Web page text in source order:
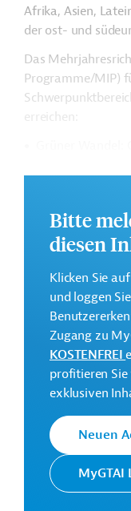
Afrika, Asien,
der ost- und
Das
Programme/MIP)
neue
Arbeitsplätze
und
Verbesserung
Stärkung der
Stärkung der
Frieden und
Justizbehörden
Weitere
Bitte
diesen
Klicken Sie
und loggen
Zugang zu
KOSTENFREI
profitieren
exklusiven
Neuen
MyGTAI